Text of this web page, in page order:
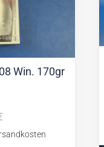
Win. 170gr